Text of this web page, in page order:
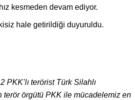
kesmeden devam ediyor.
hale getirildiği duyuruldu.
PKK’lı terörist Türk Silahlı
terör örgütü PKK ile mücadelemiz en